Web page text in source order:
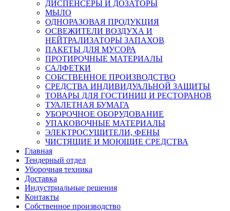
ДИСПЕНСЕРЫ И ДОЗАТОРЫ
МЫЛО
ОДНОРАЗОВАЯ ПРОДУКЦИЯ
ОСВЕЖИТЕЛИ ВОЗДУХА И
НЕЙТРАЛИЗАТОРЫ ЗАПАХОВ
ПАКЕТЫ ДЛЯ МУСОРА
ПРОТИРОЧНЫЕ МАТЕРИАЛЫ
САЛФЕТКИ
СОБСТВЕННОЕ ПРОИЗВОДСТВО
СРЕДСТВА ИНДИВИДУАЛЬНОЙ ЗАЩИТЫ
ТОВАРЫ ДЛЯ ГОСТИНИЦ И РЕСТОРАНОВ
ТУАЛЕТНАЯ БУМАГА
УБОРОЧНОЕ ОБОРУДОВАНИЕ
УПАКОВОЧНЫЕ МАТЕРИАЛЫ
ЭЛЕКТРОСУШИТЕЛИ, ФЕНЫ
ЧИСТЯЩИЕ И МОЮЩИЕ СРЕДСТВА
Главная
Тендерный отдел
Уборочная техника
Доставка
Индустриальные решения
Контакты
Собственное производство